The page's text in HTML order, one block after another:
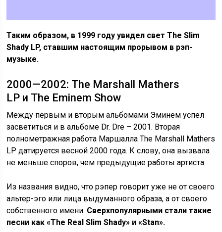
Таким образом, в 1999 году увидел свет The Slim
Shady LP, ставшим настоящим прорывом в рэп-
музыке.
2000—2002: The Marshall Mathers
LP и The Eminem Show
Между первым и вторым альбомами Эминем успел
засветиться и в альбоме Dr. Drе – 2001. Вторая
полнометражная работа Маршалла The Marshall Mathers
LP датируется весной 2000 года. К слову, она вызвала
не меньше споров, чем предыдущие работы артиста.
Из названия видно, что рэпер говорит уже не от своего
альтер-эго или лица выдуманного образа, а от своего
собственного имени. Сверхпопулярными стали такие
песни как «The Real Slim Shady» и «Stan».